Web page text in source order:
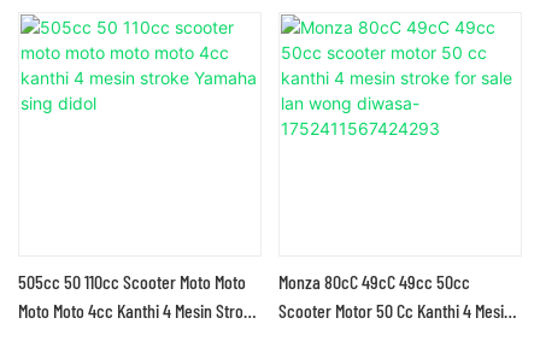
505cc 50 110cc Scooter Moto Moto
Moto Moto 4cc Kanthi 4 Mesin Stroke
Monza 80cC 49cC 49cc 50cc
Scooter Motor 50 Cc Kanthi 4 Mesin